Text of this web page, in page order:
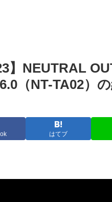
】NEUTRAL
（NT-TA02）
はてブ